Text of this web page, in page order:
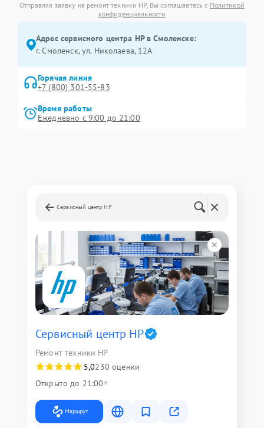
Отправляя заявку на ремонт техники HP, Вы соглашаетесь с Политикой
конфиденциальности
Адрес сервисного центра HP в Смоленске:
г. Смоленск, ул. Николаева, 12А
Горячая линия
+7 (800) 301-55-83
Время работы
Ежедневно с 9:00 до 21:00
Сервисный центр HP
Сервисный центр HP
Ремонт техники HP
5,0230 оценки
Открыто до 21:00
Маршрут